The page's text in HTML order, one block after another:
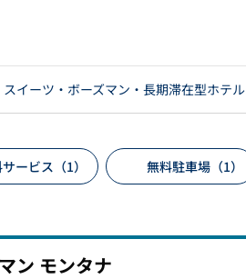
イーツ・ボーズマン・長期滞在型ホテル
ービス（1） 無料駐車場（1）
ン モンタナ